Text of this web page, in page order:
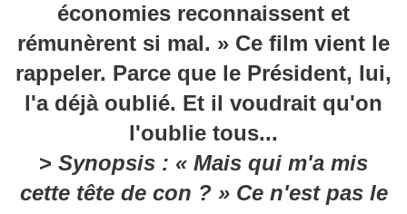
économies reconnaissent et
rémunèrent si mal. » Ce film vient le
rappeler. Parce que le Président, lui,
l'a déjà oublié. Et il voudrait qu'on
l'oublie tous...
> Synopsis : « Mais qui m'a mis
cette tête de con ? » Ce n'est pas le